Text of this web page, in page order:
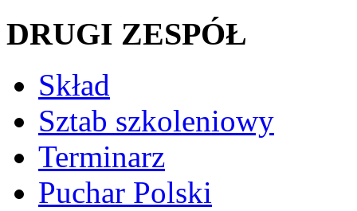
DRUGI ZESPÓŁ
Skład
Sztab szkoleniowy
Terminarz
Puchar Polski